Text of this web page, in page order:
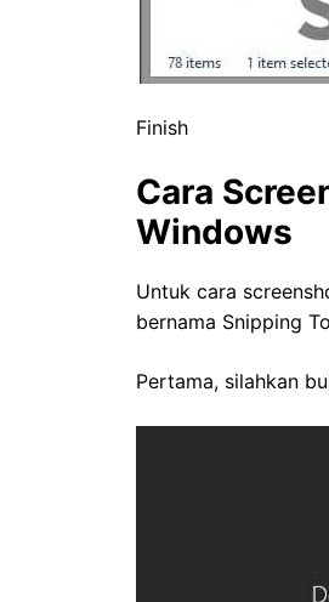
Finish
Cara
Windows
Untuk cara
bernama Snipping
Pertama, silahkan